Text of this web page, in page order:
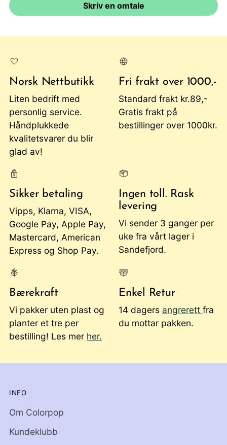
Skriv en omtale
Norsk Nettbutikk
Liten bedrift med
personlig service.
Håndplukkede
kvalitetsvarer du blir
glad av!
Fri frakt over 1000,-
Standard frakt kr.89,-
Gratis frakt på
bestillinger over 1000kr.
Sikker betaling
Vipps, Klarna, VISA,
Google Pay, Apple Pay,
Mastercard, American
Express og Shop Pay.
Ingen toll. Rask
levering
Vi sender 3 ganger per
uke fra vårt lager i
Sandefjord.
Bærekraft
Vi pakker uten plast og
planter et tre per
bestilling! Les mer her.
Enkel Retur
14 dagers angrerett fra
du mottar pakken.
INFO
Om Colorpop
Kundeklubb